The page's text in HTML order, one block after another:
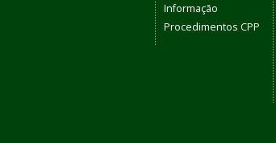
Informação
Procedimentos CPP